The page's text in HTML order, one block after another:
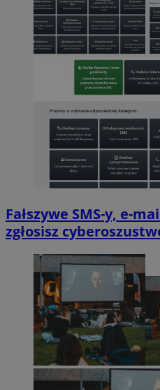
Fałszywe SMS-y, e-
zgłosisz